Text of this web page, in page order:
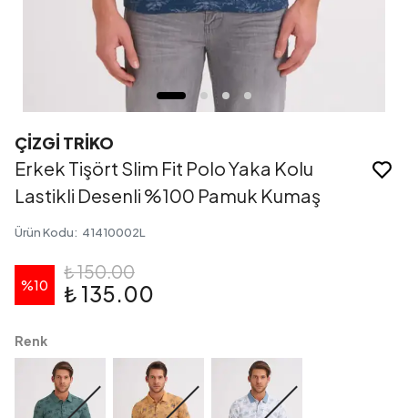
ÇİZGİ TRİKO
Erkek Tişört Slim Fit Polo Yaka Kolu
Lastikli Desenli %100 Pamuk Kumaş
Ürün Kodu: 41410002L
%10
₺ 150.00
₺ 135.00
Renk